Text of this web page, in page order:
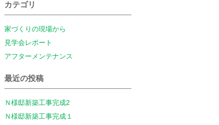
カテゴリ
家づくりの現場から
見学会レポート
アフターメンテナンス
最近の投稿
Ｎ様邸新築工事完成2
Ｎ様邸新築工事完成１